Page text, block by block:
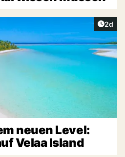
2d
neuen Level:
Velaa Island